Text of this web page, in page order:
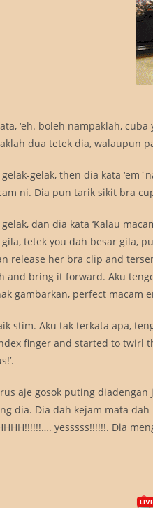
‘eh. boleh nampaklah,
dua tetek dia, walaupun
gelak, then dia kata
ni. Dia pun tarik sikit bra
dan dia kata ‘Kalau
gila, tetek you dah besar gila,
release her bra clip and
and bring it forward. Aku
gambarkan, perfect macam
stim. Aku tak terkata apa,
finger and started to twirl
aje gosok puting
dia. Dia dah kejam mata
yesssss!!!!!!. Dia